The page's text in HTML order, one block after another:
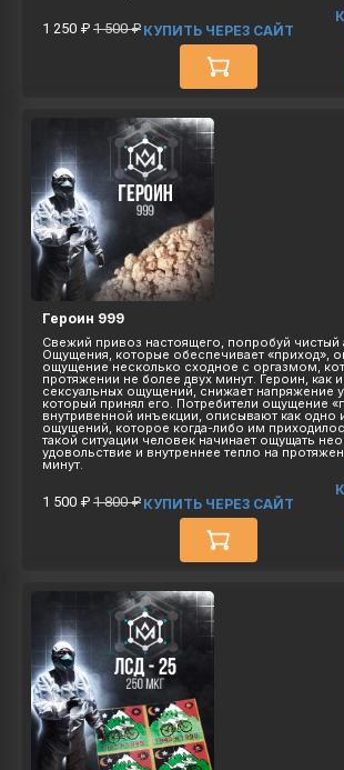
1 250 ₽ 1 500 ₽ КУПИТЬ ЧЕРЕЗ САЙТ
Героин 999
Свежий привоз настоящего, попробуй чистый
Ощущения, которые обеспечивает «приход»,
ощущение несколько сходное с оргазмом,
протяжении не более двух минут. Героин, как
сексуальных ощущений, снижает напряжение
который принял его. Потребители ощущение
внутривенной инъекции, описывают как одно
ощущений, которое когда-либо им
такой ситуации человек начинает ощущать
удовольствие и внутреннее тепло на
минут.
1 500 ₽ 1 800 ₽ КУПИТЬ ЧЕРЕЗ САЙТ